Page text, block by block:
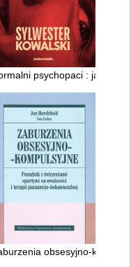
psychopaci : jak ich
na ciemną stronę
obsesyjno-